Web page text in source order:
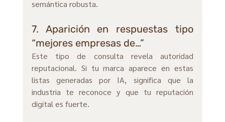
semántica robusta.
7. Aparición en respuestas tipo
“mejores empresas de…”
Este tipo de consulta revela autoridad
reputacional. Si tu marca aparece en estas
listas generadas por IA, significa que la
industria te reconoce y que tu reputación
digital es fuerte.